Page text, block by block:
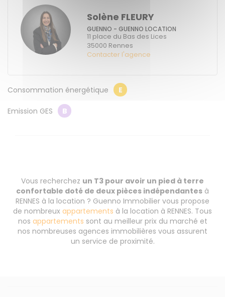
Solène FLEURY
GUENNO - GUENNO LOCATION
11 place du Bas des Lices
35000 Rennes
Contacter l'agence
Consommation énergétique E
Emission GES B
Vous recherchez un T3 pour avoir un pied à terre
confortable doté de deux pièces indépendantes à
RENNES à la location ? Guenno Immobilier vous propose
de nombreux appartements à la location à RENNES. Tous
nos appartements sont au meilleur prix du marché et
nos nombreuses agences immobilières vous assurent
un service de proximité.